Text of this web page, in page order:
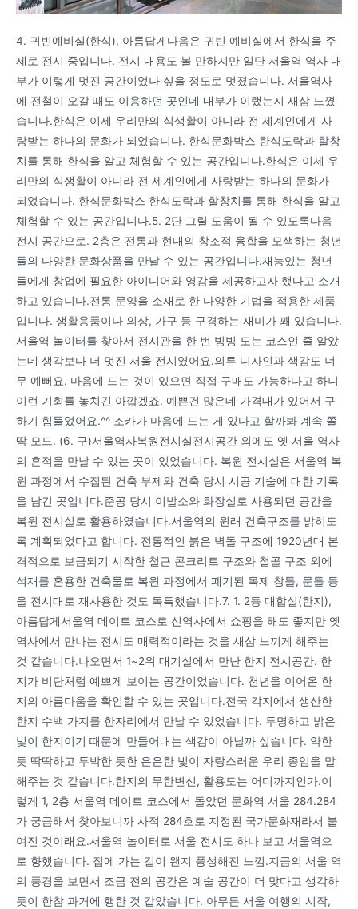
4. 귀빈예비실(한식), 아름답게다음은 귀빈 예비실에서 한식을 주
제로 전시 중입니다. 전시 내용도 볼 만하지만 일단 서울역 역사 내
부가 이렇게 멋진 공간이었나 싶을 정도로 멋졌습니다. 서울역사
에 전철이 오갈 때도 이용하던 곳인데 내부가 이랬는지 새삼 느꼈
습니다.한식은 이제 우리만의 식생활이 아니라 전 세계인에게 사
랑받는 하나의 문화가 되었습니다. 한식문화박스 한식도락과 할창
치를 통해 한식을 알고 체험할 수 있는 공간입니다.한식은 이제 우
리만의 식생활이 아니라 전 세계인에게 사랑받는 하나의 문화가
되었습니다. 한식문화박스 한식도락과 할창치를 통해 한식을 알고
체험할 수 있는 공간입니다.5. 2단 그릴 도움이 될 수 있도록다음
전시 공간으로. 2층은 전통과 현대의 창조적 융합을 모색하는 청년
들의 다양한 문화상품을 만날 수 있는 공간입니다.재능있는 청년
들에게 창업에 필요한 아이디어와 영감을 제공하고자 했다고 소개
하고 있습니다.전통 문양을 소재로 한 다양한 기법을 적용한 제품
입니다. 생활용품이나 의상, 가구 등 구경하는 재미가 꽤 있습니다.
서울역 놀이터를 찾아서 전시관을 한 번 빙빙 도는 코스인 줄 알았
는데 생각보다 더 멋진 서울 전시였어요.의류 디자인과 색감도 너
무 예뻐요. 마음에 드는 것이 있으면 직접 구매도 가능하다고 하니
이런 기회를 놓치긴 아깝겠죠. 예쁜건 많은데 가격대가 있어서 구
하기 힘들었어요.^^ 조카가 마음에 드는 게 있다고 할까봐 계속 쫄
딱 모드. (6. 구)서울역사복원전시실전시공간 외에도 옛 서울 역사
의 흔적을 만날 수 있는 곳이 있었습니다. 복원 전시실은 서울역 복
원 과정에서 수집된 건축 부제와 건축 당시 시공 기술에 대한 기록
을 남긴 곳입니다.준공 당시 이발소와 화장실로 사용되던 공간을
복원 전시실로 활용하였습니다.서울역의 원래 건축구조를 밝히도
록 계획되었다고 합니다. 전통적인 붉은 벽돌 구조에 1920년대 본
격적으로 보금되기 시작한 철근 콘크리트 구조와 철골 구조 외에
석재를 혼용한 건축물로 복원 과정에서 폐기된 목제 창틀, 문틀 등
을 전시대로 재사용한 것도 독특했습니다.7. 1. 2등 대합실(한지),
아름답게서울역 데이트 코스로 신역사에서 쇼핑을 해도 좋지만 옛
역사에서 만나는 전시도 매력적이라는 것을 새삼 느끼게 해주는
것 같습니다.나오면서 1~2위 대기실에서 만난 한지 전시공간. 한
지가 비단처럼 예쁘게 보이는 공간이었습니다. 천년을 이어온 한
지의 아름다움을 확인할 수 있는 곳입니다.전국 각지에서 생산한
한지 수백 가지를 한자리에서 만날 수 있었습니다. 투명하고 밝은
빛이 한지이기 때문에 만들어내는 색감이 아닐까 싶습니다. 약한
듯 딱딱하고 투박한 듯한 은은한 빛이 자랑스러운 우리 종임을 말
해주는 것 같습니다.한지의 무한변신, 활용도는 어디까지인가.이
렇게 1, 2층 서울역 데이트 코스에서 돌았던 문화역 서울 284.284
가 궁금해서 찾아보니까 사적 284호로 지정된 국가문화재라서 붙
여진 것이래요.서울역 놀이터로 서울 전시도 하나 보고 서울역으
로 향했습니다. 집에 가는 길이 왠지 풍성해진 느낌.지금의 서울 역
의 풍경을 보면서 조금 전의 공간은 예술 공간이 더 맞다고 생각하
듯이 한참 과거에 행한 것 같았습니다. 아무튼 서울 여행의 시작,